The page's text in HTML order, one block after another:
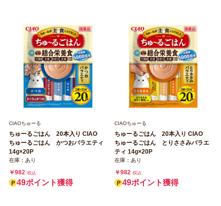
CIAOちゅーる
ちゅーるごはん 20本入り CIAO
ちゅーるごはん かつおバラエティ
14g×20P
在庫：あり
￥982 税込
49ポイント獲得
CIAOちゅーる
ちゅーるごはん 20本入り CIAO
ちゅーるごはん とりささみバラエ
ティ 14g×20P
在庫：あり
￥982 税込
49ポイント獲得